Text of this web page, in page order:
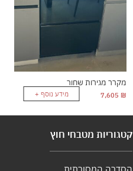
מקרר מגירות שחור
7,605 ₪ מידע נוסף +
קטגוריות מטבחי חוץ